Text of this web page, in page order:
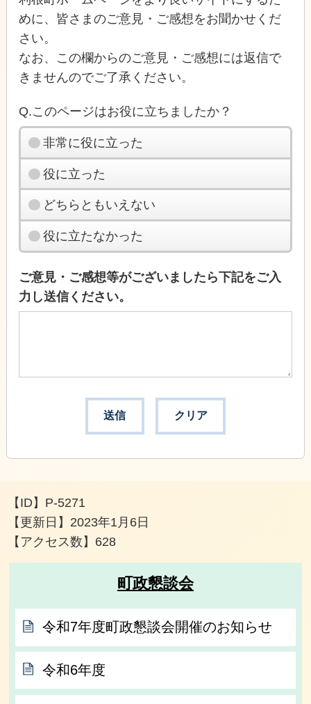
めに、皆さまのご意見・ご感想をお聞かせくだ
さい。
なお、この欄からのご意見・ご感想には返信で
きませんのでご了承ください。
Q.このページはお役に立ちましたか？
非常に役に立った
役に立った
どちらともいえない
役に立たなかった
ご意見・ご感想等がございましたら下記をご入
力し送信ください。
【ID】 P-5271
【更新日】 2023年1月6日
【アクセス数】 628
町政懇談会
令和7年度町政懇談会開催のお知らせ
令和6年度